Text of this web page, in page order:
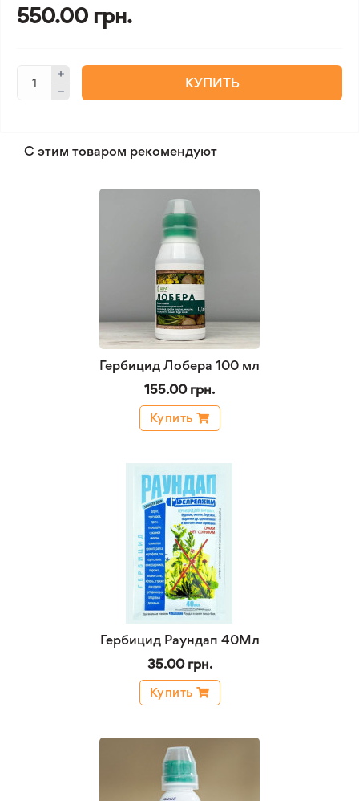
550.00 грн.
КУПИТЬ
С этим товаром рекомендуют
Гербицид Лобера 100 мл
155.00 грн.
Купить
Гербицид Раундап 40Мл
35.00 грн.
Купить